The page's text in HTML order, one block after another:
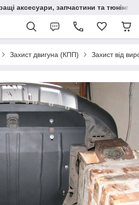
аксесуари, запчастини та тюнінг
Захист двигуна (КПП) Захист від